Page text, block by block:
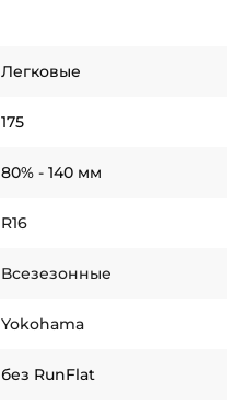
Легковые
175
80% - 140 мм
R16
Всезезонные
Yokohama
без RunFlat